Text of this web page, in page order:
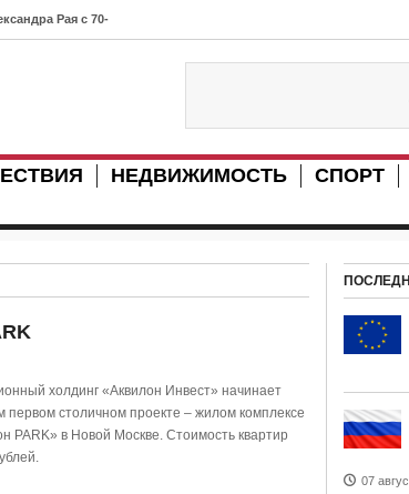
Рая с 70-
на
идеи из
380 кг лосося
в скором
НЕДВИЖИМОСТЬ СПОРТ
холдинг «Аквилон Инвест» начинает
первом столичном проекте – жилом комплексе
PARK» в Новой Москве. Стоимость квартир
07